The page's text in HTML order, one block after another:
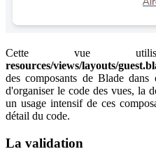
Cette vue
resources/views/layouts/
des composants de Blade
d'organiser le code des vues, la
un usage intensif de ces
détail du code.
La validation